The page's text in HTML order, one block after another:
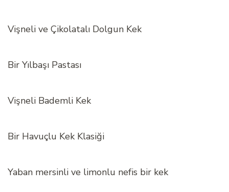
Vişneli ve Çikolatalı Dolgun Kek
Bir Yılbaşı Pastası
Vişneli Bademli Kek
Bir Havuçlu Kek Klasiği
Yaban mersinli ve limonlu nefis bir kek